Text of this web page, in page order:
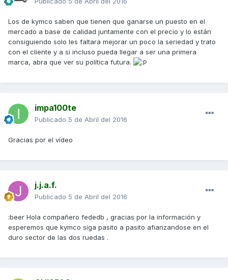
Los de kymco saben que tienen que ganarse un puesto en el
mercado a base de calidad juntamente con el precio y lo están
consiguiendo solo les faltara mejorar un poco la seriedad y trato
con el cliente y a si incluso pueda llegar a ser una primera
marca, abra que ver su política futura.
impa100te
Publicado 5 de Abril del 2016
Gracias por el vídeo
j.j.a.f.
Publicado 5 de Abril del 2016
:beer Hola compañero fededb , gracias por la información y
esperemos que kymco siga pasito a pasito afianzandose en el
duro sector de las dos ruedas .